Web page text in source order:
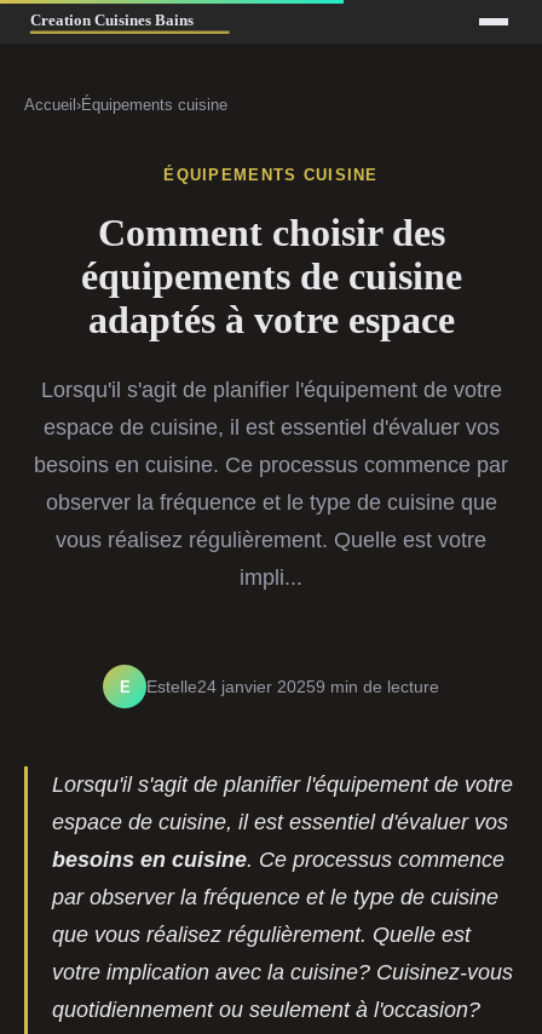
Accueil ›Équipements cuisine
ÉQUIPEMENTS CUISINE
Comment choisir des
équipements de cuisine
adaptés à votre espace
Lorsqu'il s'agit de planifier l'équipement de votre
espace de cuisine, il est essentiel d'évaluer vos
besoins en cuisine. Ce processus commence par
observer la fréquence et le type de cuisine que
vous réalisez régulièrement. Quelle est votre
impli...
E Estelle24 janvier 20259 min de lecture
Lorsqu'il s'agit de planifier l'équipement de votre
espace de cuisine, il est essentiel d'évaluer vos
besoins en cuisine. Ce processus commence
par observer la fréquence et le type de cuisine
que vous réalisez régulièrement. Quelle est
votre implication avec la cuisine? Cuisinez-vous
quotidiennement ou seulement à l'occasion?